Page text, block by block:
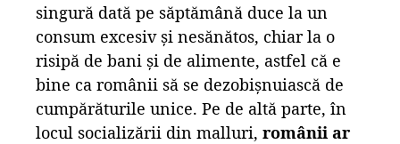
singură dată pe săptămână duce la un
consum excesiv şi nesănătos, chiar la o
risipă de bani şi de alimente, astfel că e
bine ca românii să se dezobişnuiască de
cumpărăturile unice. Pe de altă parte, în
locul socializării din malluri, românii ar